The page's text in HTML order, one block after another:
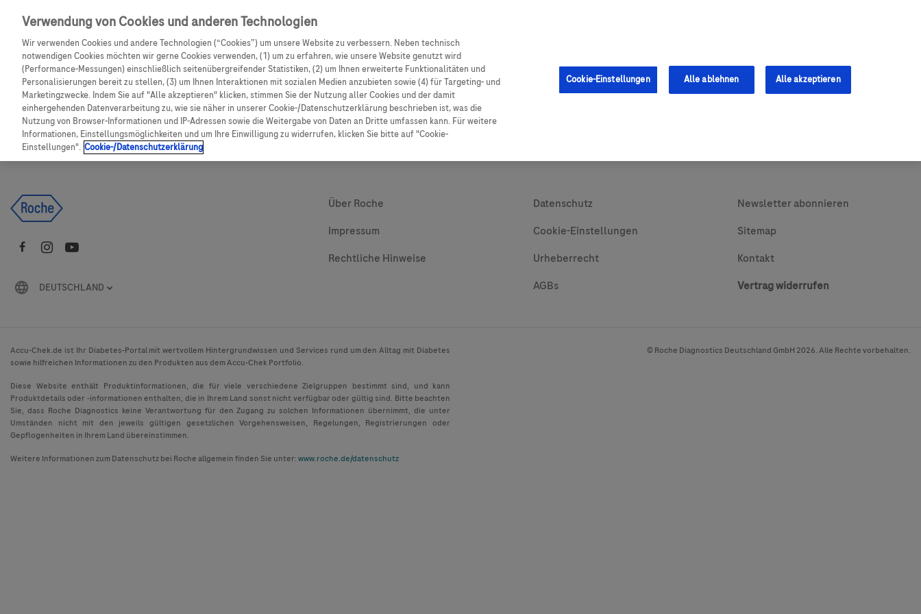
Skip to main content
CGM Testsensor bestellen CGM Sensor Produkte Ratgeber Diabetes
Produkte Artikel
Es tut uns leid, aber es gibt keine Ergebnisse für:
DEUTSCHLAND
Über Roche
Impressum
Rechtliche Hinweise
Datenschutz
Cookie-Einstellungen
Urheberrecht
AGBs
Newsletter abonnieren
Sitemap
Kontakt
Vertrag widerrufen
Accu-Chek.de ist Ihr Diabetes-Portal mit wertvollem Hintergrundwissen und Services rund um den Alltag mit Diabetes
sowie hilfreichen Informationen zu den Produkten aus dem Accu-Chek Portfolio.
Diese Website enthält Produktinformationen, die für viele verschiedene Zielgruppen bestimmt sind, und kann
Produktdetails oder -informationen enthalten, die in Ihrem Land sonst nicht verfügbar oder gültig sind. Bitte beachten
Sie, dass Roche Diagnostics keine Verantwortung für den Zugang zu solchen Informationen übernimmt, die unter
Umständen nicht mit den jeweils gültigen gesetzlichen Vorgehensweisen, Regelungen, Registrierungen oder
Gepflogenheiten in Ihrem Land übereinstimmen.
Weitere Informationen zum Datenschutz bei Roche allgemein finden Sie unter:www.roche.de/datenschutz
© Roche Diagnostics Deutschland GmbH 2026. Alle Rechte vorbehalten.
Verwendung von Cookies und anderen Technologien
Wir verwenden Cookies und andere Technologien (“Cookies”) um unsere Website zu verbessern. Neben technisch
notwendigen Cookies möchten wir gerne Cookies verwenden, (1) um zu erfahren, wie unsere Website genutzt wird
(Performance-Messungen) einschließlich seitenübergreifender Statistiken, (2) um Ihnen erweiterte Funktionalitäten und
Personalisierungen bereit zu stellen, (3) um Ihnen Interaktionen mit sozialen Medien anzubieten sowie (4) für Targeting- und
Marketingzwecke. Indem Sie auf "Alle akzeptieren" klicken, stimmen Sie der Nutzung aller Cookies und der damit
einhergehenden Datenverarbeitung zu, wie sie näher in unserer Cookie-/Datenschutzerklärung beschrieben ist, was die
Nutzung von Browser-Informationen und IP-Adressen sowie die Weitergabe von Daten an Dritte umfassen kann. Für weitere
Informationen, Einstellungsmöglichkeiten und um Ihre Einwilligung zu widerrufen, klicken Sie bitte auf "Cookie-
Einstellungen". Cookie-/Datenschutzerklärung
Cookie-Einstellungen Alle ablehnen Alle akzeptieren